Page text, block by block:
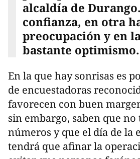
alcaldía de
confianza, en otra
preocupación y en
bastante optimismo.
En la que hay sonrisas es
de encuestadoras
favorecen con buen
sin embargo, saben que no
números y que el día de la
tendrá que afinar la